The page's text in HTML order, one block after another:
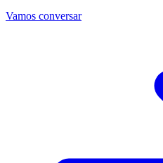
Vamos conversar